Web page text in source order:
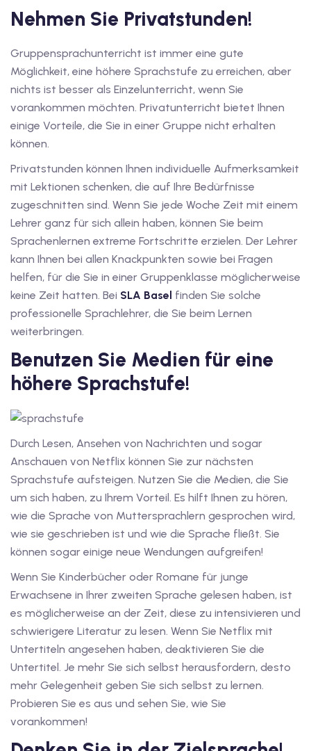
mit
A2
Deutschkurse mit
mit Gutschein
mit Gutschein
mit
Deutschkurse mit
mit
mit Gutschein
mit Gutschein B1
mit
B2
Deutschkurse mit
Deutschkurse mit
mit Gutschein
Nehmen Sie Privatstunden!
Gruppensprachunterricht ist immer eine gute
Möglichkeit, eine höhere Sprachstufe zu erreichen, aber
nichts ist besser als Einzelunterricht, wenn Sie
vorankommen möchten. Privatunterricht bietet Ihnen
einige Vorteile, die Sie in einer Gruppe nicht erhalten
können.
Privatstunden können Ihnen individuelle Aufmerksamkeit
mit Lektionen schenken, die auf Ihre Bedürfnisse
zugeschnitten sind. Wenn Sie jede Woche Zeit mit einem
Lehrer ganz für sich allein haben, können Sie beim
Sprachenlernen extreme Fortschritte erzielen. Der Lehrer
kann Ihnen bei allen Knackpunkten sowie bei Fragen
helfen, für die Sie in einer Gruppenklasse möglicherweise
keine Zeit hatten. Bei SLA Basel finden Sie solche
professionelle Sprachlehrer, die Sie beim Lernen
weiterbringen.
Benutzen Sie Medien für eine
höhere Sprachstufe!
Durch Lesen, Ansehen von Nachrichten und sogar
Anschauen von Netflix können Sie zur nächsten
Sprachstufe aufsteigen. Nutzen Sie die Medien, die Sie
um sich haben, zu Ihrem Vorteil. Es hilft Ihnen zu hören,
wie die Sprache von Muttersprachlern gesprochen wird,
wie sie geschrieben ist und wie die Sprache fließt. Sie
können sogar einige neue Wendungen aufgreifen!
Wenn Sie Kinderbücher oder Romane für junge
Erwachsene in Ihrer zweiten Sprache gelesen haben, ist
es möglicherweise an der Zeit, diese zu intensivieren und
schwierigere Literatur zu lesen. Wenn Sie Netflix mit
Untertiteln angesehen haben, deaktivieren Sie die
Untertitel. Je mehr Sie sich selbst herausfordern, desto
mehr Gelegenheit geben Sie sich selbst zu lernen.
Probieren Sie es aus und sehen Sie, wie Sie
vorankommen!